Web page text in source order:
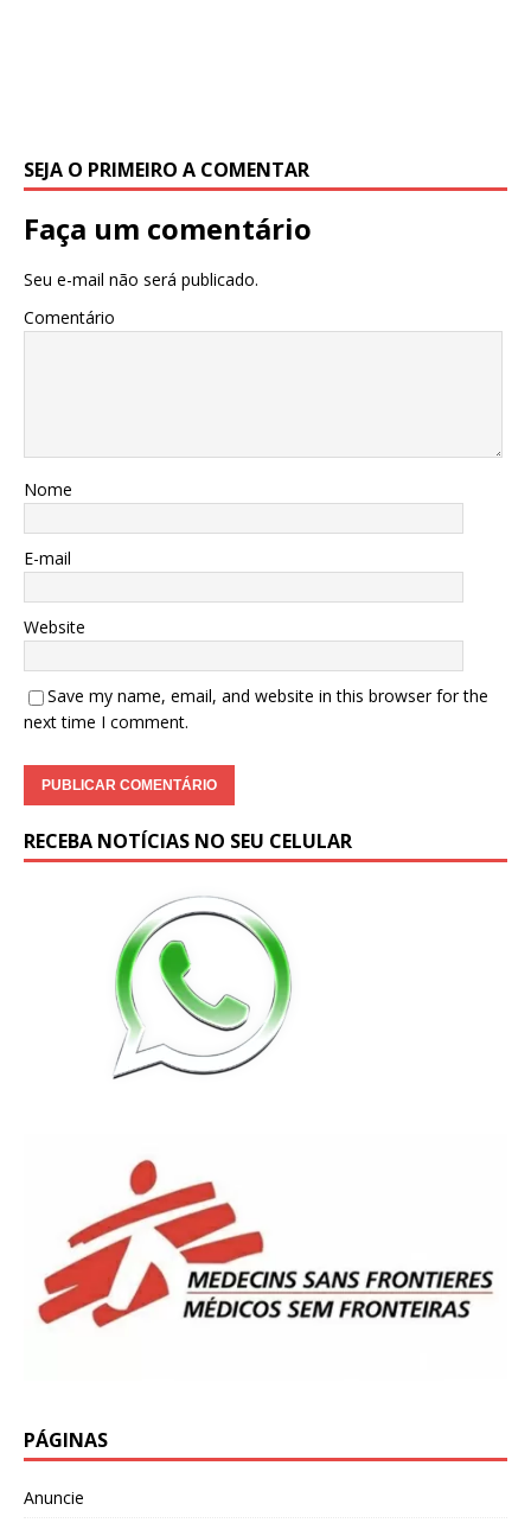
SEJA O PRIMEIRO A COMENTAR
Faça um comentário
Seu e-mail não será publicado.
Comentário
Nome
E-mail
Website
Save my name, email, and website in this browser for the
next time I comment.
RECEBA NOTÍCIAS NO SEU CELULAR
PÁGINAS
Anuncie